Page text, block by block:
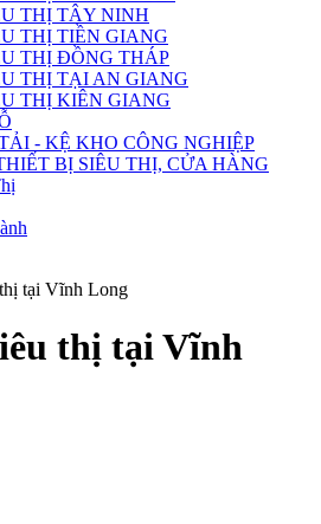
THỊ TÂY NINH
THỊ TIỀN GIANG
THỊ ĐỒNG THÁP
THỊ TẠI AN GIANG
THỊ KIÊN GIANG
- KỆ KHO CÔNG NGHIỆP
BỊ SIÊU THỊ, CỬA HÀNG
tại Vĩnh Long
thị tại Vĩnh